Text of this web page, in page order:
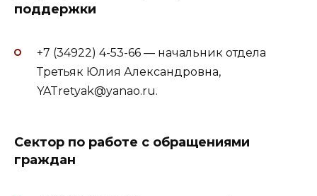
поддержки
+7 (34922) 4-53-66 — начальник отдела
Третьяк Юлия Александровна,
YATretyak@yanao.ru.
Сектор по работе с обращениями
граждан